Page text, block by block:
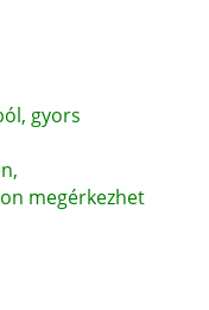
gyors
megérkezhet